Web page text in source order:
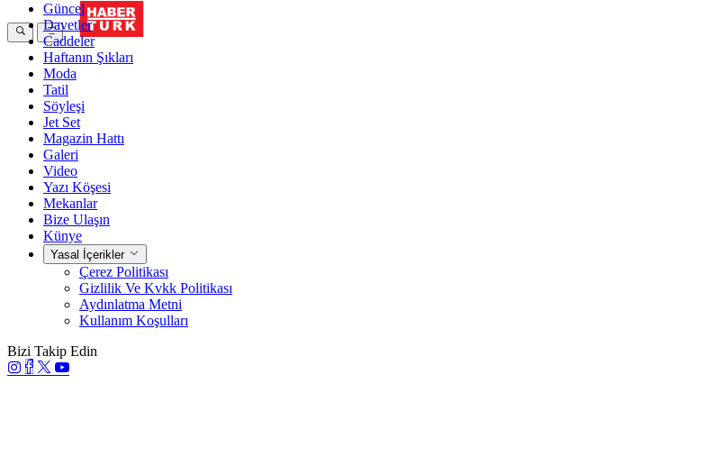
Güncel
Davetler
Caddeler
Haftanın Şıkları
Moda
Tatil
Söyleşi
Jet Set
Magazin Hattı
Galeri
Video
Yazı Köşesi
Mekanlar
Bize Ulaşın
Künye
Yasal İçerikler
Çerez Politikası
Gizlilik Ve Kvkk Politikası
Aydınlatma Metni
Kullanım Koşulları
Bizi Takip Edin